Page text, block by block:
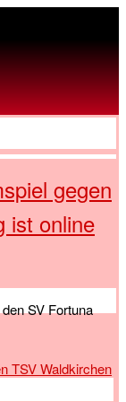
gegen
ist online
SV Fortuna
TSV Waldkirchen